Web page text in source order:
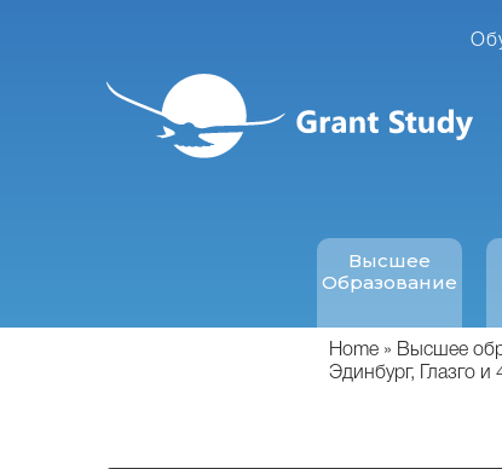
содержанию
Высшее
Образование
Home Высшее
Эдинбург, Глазго